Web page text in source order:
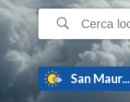
San Maur...